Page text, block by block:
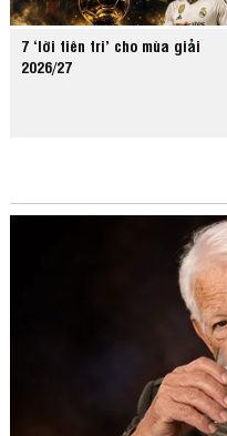
7 ‘lời tiên tri’ cho mùa giải
2026/27